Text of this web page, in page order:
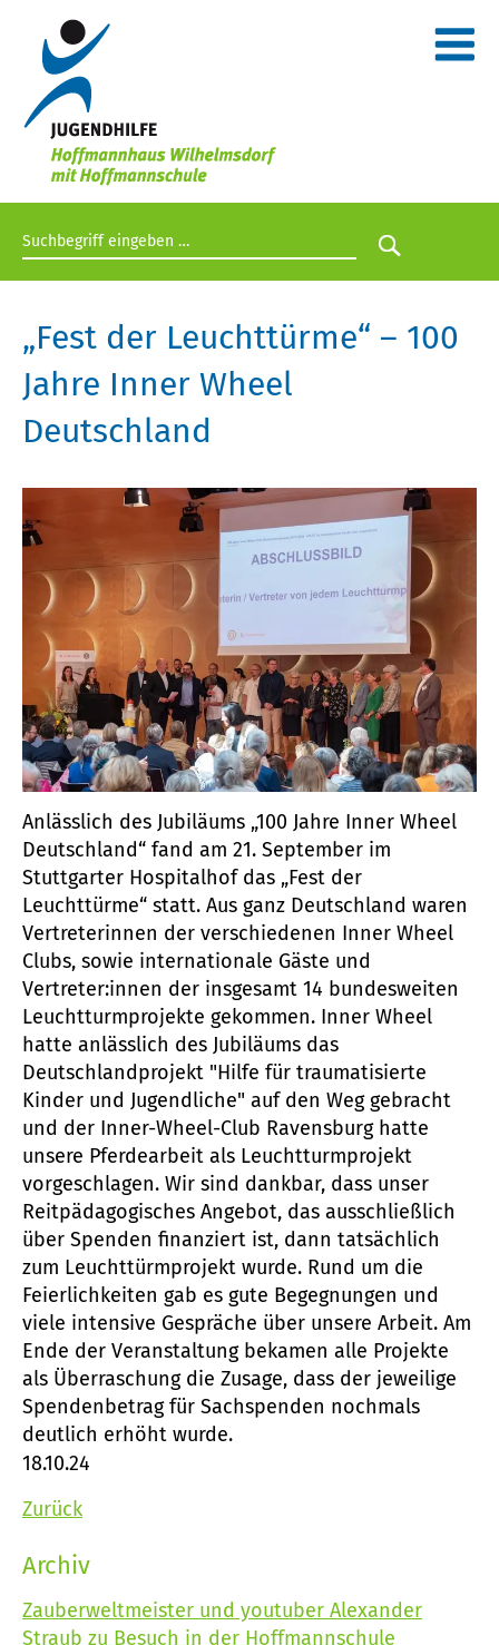
Suchbegriff eingeben
Suche
„Fest der Leuchttürme“ – 100
Jahre Inner Wheel
Deutschland
Anlässlich des Jubiläums „100 Jahre Inner Wheel
Deutschland“ fand am 21. September im
Stuttgarter Hospitalhof das „Fest der
Leuchttürme“ statt. Aus ganz Deutschland waren
Vertreterinnen der verschiedenen Inner Wheel
Clubs, sowie internationale Gäste und
Vertreter:innen der insgesamt 14 bundesweiten
Leuchtturmprojekte gekommen. Inner Wheel
hatte anlässlich des Jubiläums das
Deutschlandprojekt "Hilfe für traumatisierte
Kinder und Jugendliche" auf den Weg gebracht
und der Inner-Wheel-Club Ravensburg hatte
unsere Pferdearbeit als Leuchtturmprojekt
vorgeschlagen. Wir sind dankbar, dass unser
Reitpädagogisches Angebot, das ausschließlich
über Spenden finanziert ist, dann tatsächlich
zum Leuchttürmprojekt wurde. Rund um die
Feierlichkeiten gab es gute Begegnungen und
viele intensive Gespräche über unsere Arbeit. Am
Ende der Veranstaltung bekamen alle Projekte
als Überraschung die Zusage, dass der jeweilige
Spendenbetrag für Sachspenden nochmals
deutlich erhöht wurde.
18.10.24
Zurück
Archiv
Zauberweltmeister und youtuber Alexander
Straub zu Besuch in der Hoffmannschule